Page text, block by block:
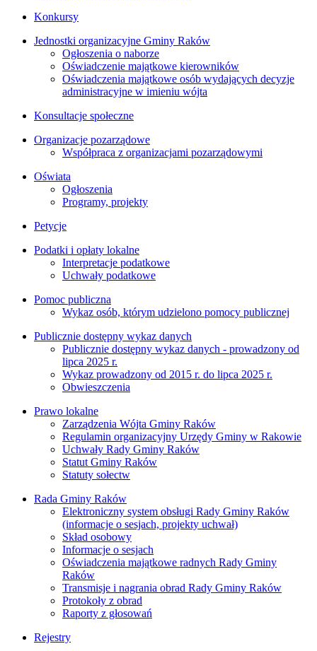
Konkursy
Jednostki organizacyjne Gminy Raków
Ogłoszenia o naborze
Oświadczenie majątkowe kierowników
Oświadczenia majątkowe osób wydających decyzje
administracyjne w imieniu wójta
Konsultacje społeczne
Organizacje pozarządowe
Współpraca z organizacjami pozarządowymi
Oświata
Ogłoszenia
Programy, projekty
Petycje
Podatki i opłaty lokalne
Interpretacje podatkowe
Uchwały podatkowe
Pomoc publiczna
Wykaz osób, którym udzielono pomocy publicznej
Publicznie dostępny wykaz danych
Publicznie dostępny wykaz danych - prowadzony od
lipca 2025 r.
Wykaz prowadzony od 2015 r. do lipca 2025 r.
Obwieszczenia
Prawo lokalne
Zarządzenia Wójta Gminy Raków
Regulamin organizacyjny Urzędy Gminy w Rakowie
Uchwały Rady Gminy Raków
Statut Gminy Raków
Statuty sołectw
Rada Gminy Raków
Elektroniczny system obsługi Rady Gminy Raków
(informacje o sesjach, projekty uchwał)
Skład osobowy
Informacje o sesjach
Oświadczenia majątkowe radnych Rady Gminy
Raków
Transmisje i nagrania obrad Rady Gminy Raków
Protokoły z obrad
Raporty z głosowań
Rejestry